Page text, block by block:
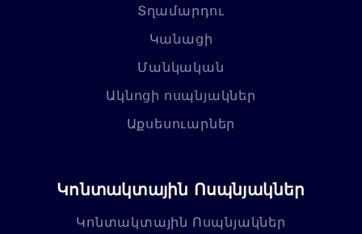
Տղամարդու
Կանացի
Մանկական
Ակնոցի ոսպնյակներ
Աքսեսուարներ
Կոնտակտային Ոսպնյակներ
Կոնտակտային Ոսպնյակներ